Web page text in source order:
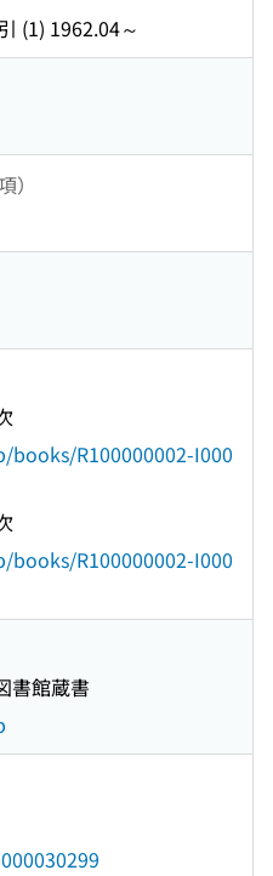
(1) 1962.04～
R100000002-I000
R100000002-I000
書館蔵書